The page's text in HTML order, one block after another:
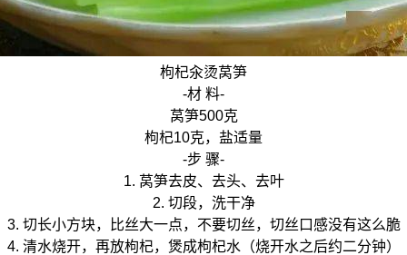
枸杞汆烫莴笋
-材 料-
莴笋500克
枸杞10克，盐适量
-步 骤-
1. 莴笋去皮、去头、去叶
2. 切段，洗干净
3. 切长小方块，比丝大一点，不要切丝，切丝口感没有这么脆
4. 清水烧开，再放枸杞，煲成枸杞水（烧开水之后约二分钟）